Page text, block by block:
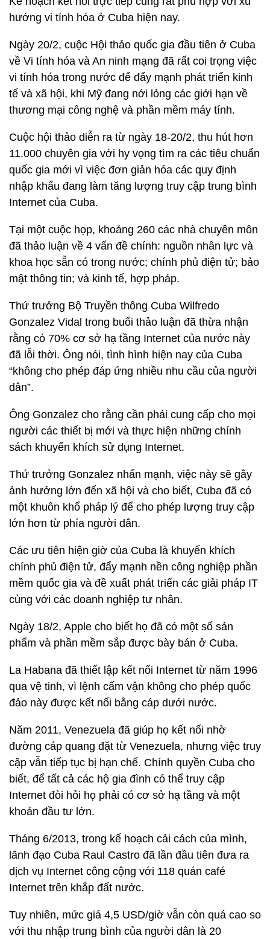
hướng vi tính hóa ở Cuba hiện nay.
Ngày 20/2, cuộc Hội thảo quốc gia đầu tiên ở Cuba
về Vi tính hóa và An ninh mạng đã rất coi trọng việc
vi tính hóa trong nước để đẩy mạnh phát triển kinh
tế và xã hội, khi Mỹ đang nới lỏng các giới hạn về
thương mại công nghệ và phần mềm máy tính.
Cuộc hội thảo diễn ra từ ngày 18-20/2, thu hút hơn
11.000 chuyên gia với hy vọng tìm ra các tiêu chuẩn
quốc gia mới vì việc đơn giản hóa các quy định
nhập khẩu đang làm tăng lượng truy cập trung bình
Internet của Cuba.
Tại một cuộc họp, khoảng 260 các nhà chuyên môn
đã thảo luận về 4 vấn đề chính: nguồn nhân lực và
khoa học sẵn có trong nước; chính phủ điện tử; bảo
mật thông tin; và kinh tế, hợp pháp.
Thứ trưởng Bộ Truyền thông Cuba Wilfredo
Gonzalez Vidal trong buổi thảo luận đã thừa nhận
rằng có 70% cơ sở hạ tầng Internet của nước này
đã lỗi thời. Ông nói, tình hình hiện nay của Cuba
“không cho phép đáp ứng nhiều nhu cầu của người
dân”.
Ông Gonzalez cho rằng cần phải cung cấp cho mọi
người các thiết bị mới và thực hiện những chính
sách khuyến khích sử dụng Internet.
Thứ trưởng Gonzalez nhấn mạnh, việc này sẽ gây
ảnh hưởng lớn đến xã hội và cho biết, Cuba đã có
một khuôn khổ pháp lý để cho phép lượng truy cập
lớn hơn từ phía người dân.
Các ưu tiên hiện giờ của Cuba là khuyến khích
chính phủ điện tử, đẩy mạnh nền công nghiệp phần
mềm quốc gia và đề xuất phát triển các giải pháp IT
cùng với các doanh nghiệp tư nhân.
Ngày 18/2, Apple cho biết họ đã có một số sản
phẩm và phần mềm sắp được bày bán ở Cuba.
La Habana đã thiết lập kết nối Internet từ năm 1996
qua vệ tinh, vì lệnh cấm vận không cho phép quốc
đảo này được kết nối bằng cáp dưới nước.
Năm 2011, Venezuela đã giúp họ kết nối nhờ
đường cáp quang đặt từ Venezuela, nhưng việc truy
cập vẫn tiếp tục bị hạn chế. Chính quyền Cuba cho
biết, để tất cả các hộ gia đình có thể truy cập
Internet đòi hỏi họ phải có cơ sở hạ tầng và một
khoản đầu tư lớn.
Tháng 6/2013, trong kế hoạch cải cách của mình,
lãnh đạo Cuba Raul Castro đã lần đầu tiên đưa ra
dịch vụ Internet công cộng với 118 quán café
Internet trên khắp đất nước.
Tuy nhiên, mức giá 4,5 USD/giờ vẫn còn quá cao so
với thu nhập trung bình của người dân là 20